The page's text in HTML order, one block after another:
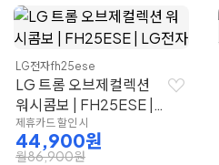
LG전자fh25ese
LG 트롬 오브제컬렉션
워시콤보 | FH25ESE |
LG전자
제휴카드 할인 시
44,900원
월86,900원